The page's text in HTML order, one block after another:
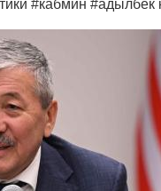
#кабмин